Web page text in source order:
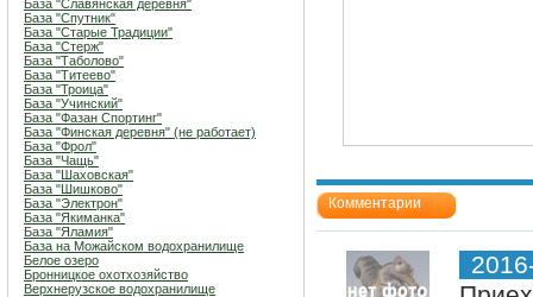
База "Славянская деревня"
База "Спутник"
База "Старые Традиции"
База "Стерж"
База "Таболово"
База "Титеево"
База "Троица"
База "Учинский"
База "Фазан Спортинг"
База "Финская деревня" (не работает)
База "Фрол"
База "Чащь"
База "Шаховская"
База "Шишково"
База "Электрон"
База "Якиманка"
База "Яламия"
База на Можайском водохранилище
Белое озеро
Бронницкое охотхозяйство
Верхнерузское водохранилище
Комментарии